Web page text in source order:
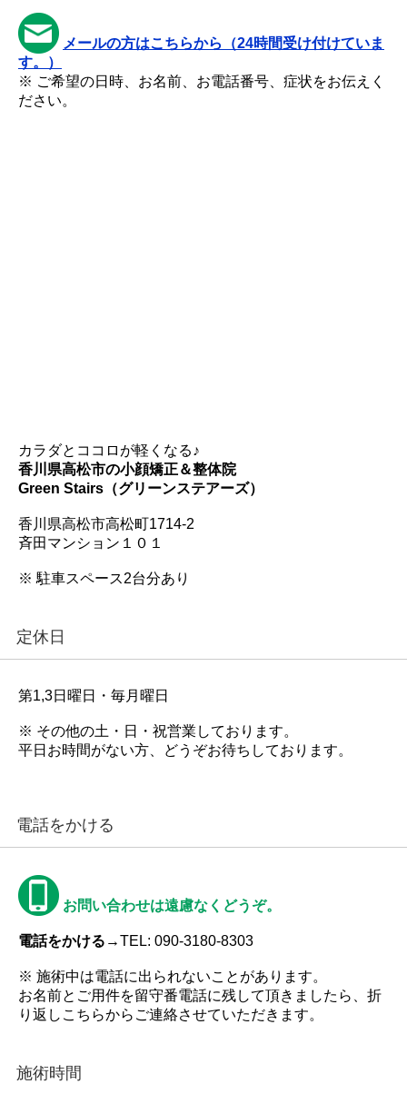
メールの方はこちらから（24時間受け付けていま
す。）
※ ご希望の日時、お名前、お電話番号、症状をお伝えく
ださい。
カラダとココロが軽くなる♪
香川県高松市の小顔矯正＆整体院
Green Stairs（グリーンステアーズ）
香川県高松市高松町1714-2
斉田マンション１０１
※ 駐車スペース2台分あり
定休日
第1,3日曜日・毎月曜日
※ その他の土・日・祝営業しております。
平日お時間がない方、どうぞお待ちしております。
電話をかける
お問い合わせは遠慮なくどうぞ。
電話をかける→TEL: 090-3180-8303
※ 施術中は電話に出られないことがあります。
お名前とご用件を留守番電話に残して頂きましたら、折
り返しこちらからご連絡させていただきます。
施術時間